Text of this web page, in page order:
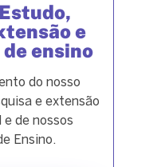
e
ensino
do nosso
e extensão
de nossos
Ensino.